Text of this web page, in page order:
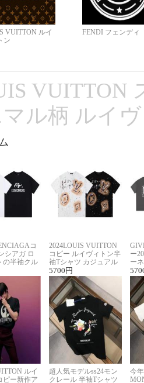
VUITTON ルイ
ン
FENDI フェンディ
VUITTON
マル柄 ルイ
コ
シアガ ロ
の半袖クル
ャツ
2024LOUIS VUITTON
コピー ルイヴィトン半
袖Tシャツ カジュアル
に馴染む 2色展開
5700 円
ー
ー
ー
ルイ
ピー新作ア
超人気モデルss24モン
クレール 半袖Tシャツ
今